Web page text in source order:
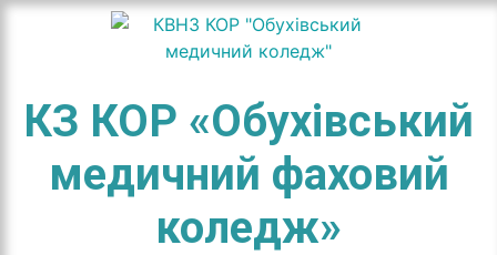
КЗ КОР «Обухівський
медичний фаховий
коледж»